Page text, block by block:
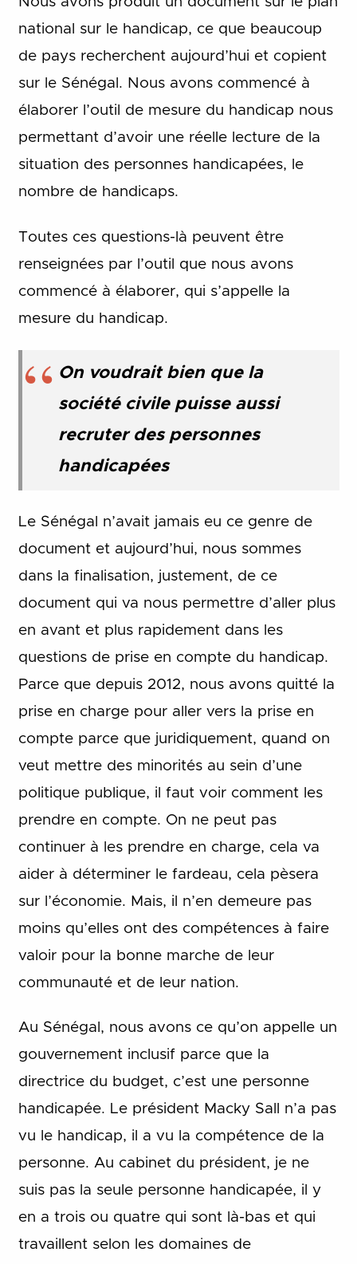
national sur le handicap, ce que beaucoup
de pays recherchent aujourd’hui et copient
sur le Sénégal. Nous avons commencé à
élaborer l’outil de mesure du handicap nous
permettant d’avoir une réelle lecture de la
situation des personnes handicapées, le
nombre de handicaps.
Toutes ces questions-là peuvent être
renseignées par l’outil que nous avons
commencé à élaborer, qui s’appelle la
mesure du handicap.
On voudrait bien que la
société civile puisse aussi
recruter des personnes
handicapées
Le Sénégal n’avait jamais eu ce genre de
document et aujourd’hui, nous sommes
dans la finalisation, justement, de ce
document qui va nous permettre d’aller plus
en avant et plus rapidement dans les
questions de prise en compte du handicap.
Parce que depuis 2012, nous avons quitté la
prise en charge pour aller vers la prise en
compte parce que juridiquement, quand on
veut mettre des minorités au sein d’une
politique publique, il faut voir comment les
prendre en compte. On ne peut pas
continuer à les prendre en charge, cela va
aider à déterminer le fardeau, cela pèsera
sur l’économie. Mais, il n’en demeure pas
moins qu’elles ont des compétences à faire
valoir pour la bonne marche de leur
communauté et de leur nation.
Au Sénégal, nous avons ce qu’on appelle un
gouvernement inclusif parce que la
directrice du budget, c’est une personne
handicapée. Le président Macky Sall n’a pas
vu le handicap, il a vu la compétence de la
personne. Au cabinet du président, je ne
suis pas la seule personne handicapée, il y
en a trois ou quatre qui sont là-bas et qui
travaillent selon les domaines de